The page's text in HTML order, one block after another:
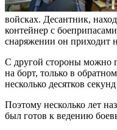
войсках. Десантник,
контейнер с
снаряжении он приходит
С другой стороны можно
на борт, только в
несколько десятков
Поэтому несколько лет
был готов к ведению